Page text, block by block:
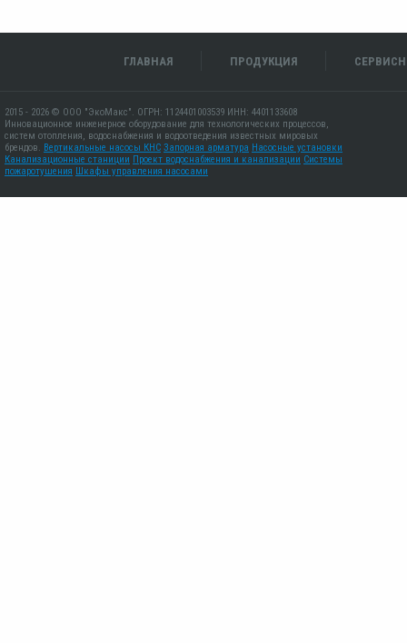
ГЛАВНАЯ ПРОДУКЦИЯ
2015 - 2026 © ООО "ЭкоМакс". ОГРН: 1124401003539 ИНН: 4401133608
Инновационное инженерное оборудование для технологических процессов,
систем отопления, водоснабжения и водоотведения известных мировых
брендов. Вертикальные насосы КНС Запорная арматура Насосные установки
Канализационные станиции Проект водоснабжения и канализации Системы
пожаротушения Шкафы управления насосами